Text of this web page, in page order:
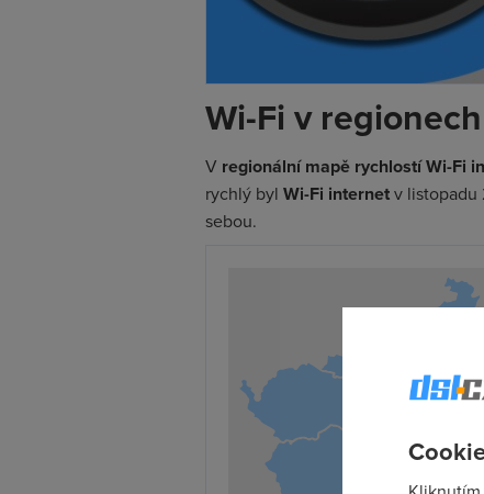
Wi-Fi v regionech
V regionální mapě rychlostí Wi-Fi
rychlý byl Wi-Fi internetv listopadu
sebou.